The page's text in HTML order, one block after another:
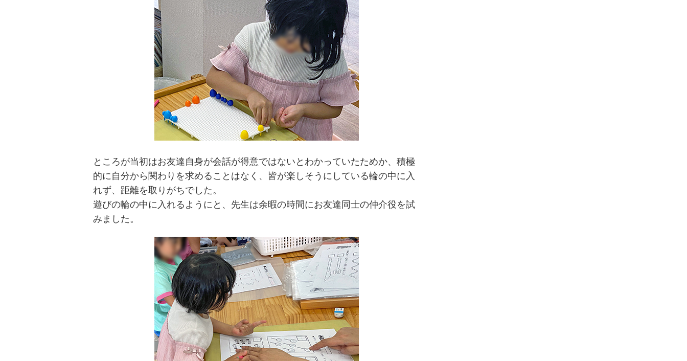
ところが当初はお友達自身が会話が得意ではないとわかっていたためか、積極
的に自分から関わりを求めることはなく、皆が楽しそうにしている輪の中に入
れず、距離を取りがちでした。
遊びの輪の中に入れるようにと、先生は余暇の時間にお友達同士の仲介役を試
みました。